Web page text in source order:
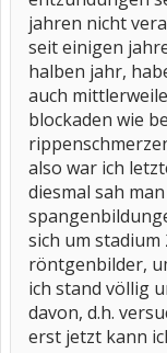
jahren nicht
seit einigen
halben jahr,
auch
blockaden wie
also war ich
diesmal sah
sich um stadium
röntgenbilder,
ich stand völlig
davon, d.h.
erst jetzt kann